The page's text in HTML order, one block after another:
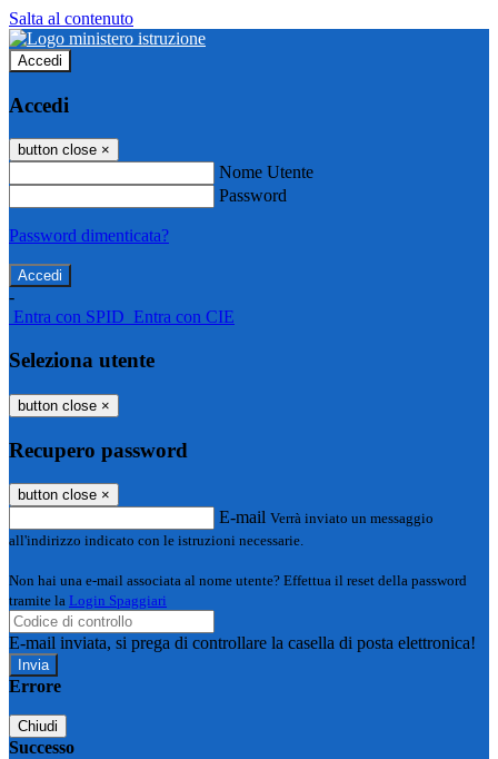
Salta al contenuto
Accedi
Accedi
button close ×
Nome Utente
Password
Password dimenticata?
-
Entra con SPID Entra con CIE
Seleziona utente
button close ×
Recupero password
button close ×
E-mail Verrà inviato un messaggio
all'indirizzo indicato con le istruzioni necessarie.
Non hai una e-mail associata al nome utente? Effettua il reset della password
tramite la Login Spaggiari
E-mail inviata, si prega di controllare la casella di posta elettronica!
Errore
Chiudi
Successo